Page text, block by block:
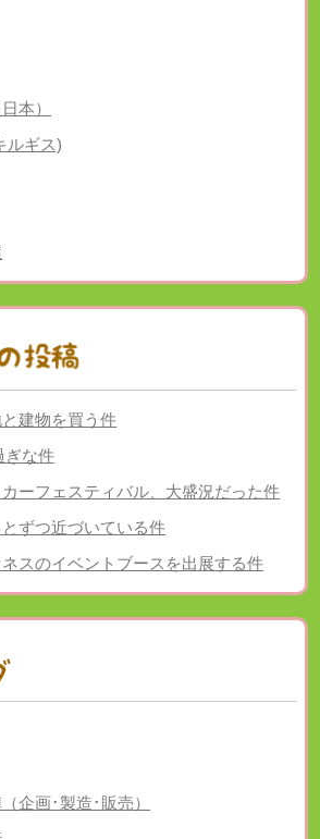
本）
ルギス)
建物を買う件
ぎな件
ーフェスティバル、大盛況だった件
ずつ近づいている件
スのイベントブースを出展する件
企画･製造･販売）